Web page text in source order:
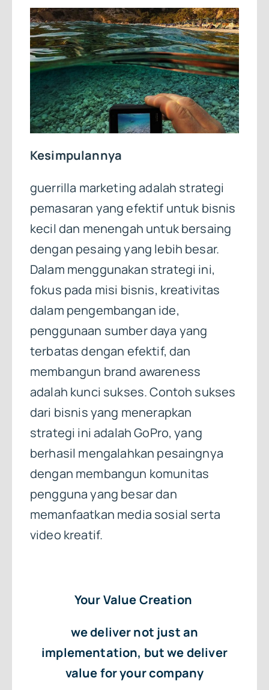
Kesimpulannya
guerrilla marketing adalah strategi
pemasaran yang efektif untuk bisnis
kecil dan menengah untuk bersaing
dengan pesaing yang lebih besar.
Dalam menggunakan strategi ini,
fokus pada misi bisnis, kreativitas
dalam pengembangan ide,
penggunaan sumber daya yang
terbatas dengan efektif, dan
membangun brand awareness
adalah kunci sukses. Contoh sukses
dari bisnis yang menerapkan
strategi ini adalah GoPro, yang
berhasil mengalahkan pesaingnya
dengan membangun komunitas
pengguna yang besar dan
memanfaatkan media sosial serta
video kreatif.
Your Value Creation
we deliver not just an
implementation, but we deliver
value for your company